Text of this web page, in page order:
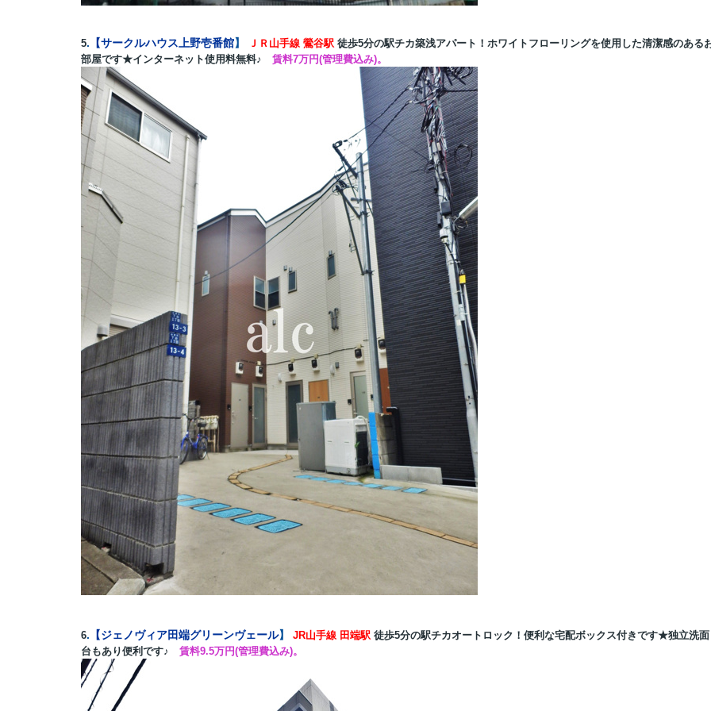
5. 【サークルハウス上野壱番館】 ＪＲ山手線 鶯谷駅 徒歩5分の駅チカ築浅アパート！ホワイトフローリングを使用した清潔感のある
部屋です★インターネット使用料無料♪ 賃料7万円(管理費込み)。
6. 【ジェノヴィア田端グリーンヴェール】 JR山手線 田端駅 徒歩5分の駅チカオートロック！便利な宅配ボックス付きです★独立洗面
台もあり便利です♪
賃料9.5万円(管理費込み)。